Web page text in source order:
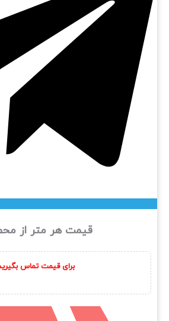
قیمت هر متر از محصول:
برای قیمت تماس بگیرید